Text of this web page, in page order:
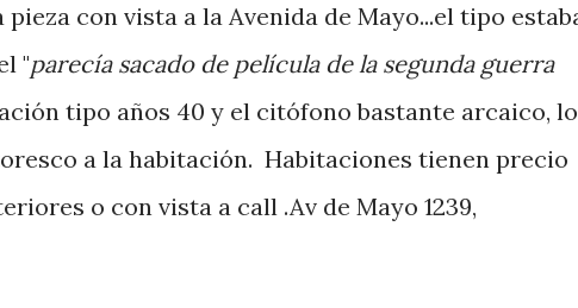
con vista a la Avenida de Mayo...el tipo
"parecía sacado de película de la segunda guerra
tipo años 40 y el citófono bastante arcaico, lo
a la habitación. Habitaciones tienen precio
o con vista a call .Av de Mayo 1239,